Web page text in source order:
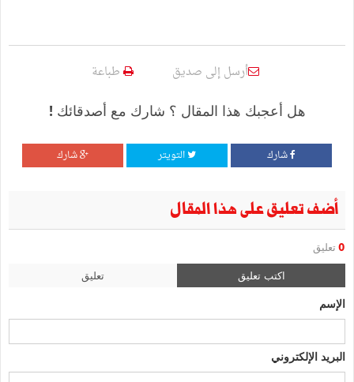
أرسل إلى صديق طباعة
هل أعجبك هذا المقال ؟ شارك مع أصدقائك !
شارك التويتر شارك
أضف تعليق على هذا المقال
0 تعليق
اكتب تعليق تعليق
الإسم
البريد الإلكتروني